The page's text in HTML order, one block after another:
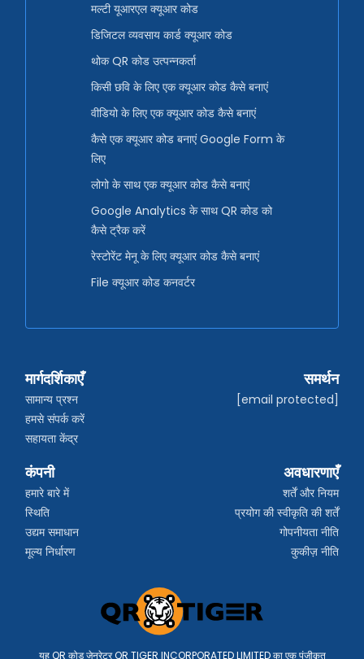
मल्टी यूआरएल क्यूआर कोड
डिजिटल व्यवसाय कार्ड क्यूआर कोड
थोक QR कोड उत्पन्नकर्ता
किसी छवि के लिए एक क्यूआर कोड कैसे बनाएं
वीडियो के लिए एक क्यूआर कोड कैसे बनाएं
कैसे एक क्यूआर कोड बनाएं Google Form के
लिए
लोगो के साथ एक क्यूआर कोड कैसे बनाएं
Google Analytics के साथ QR कोड को
कैसे ट्रैक करें
रेस्टोरेंट मेनू के लिए क्यूआर कोड कैसे बनाएं
File क्यूआर कोड कनवर्टर
मार्गदर्शिकाएँ
सामान्य प्रश्न
हमसे संपर्क करें
सहायता केंद्र
समर्थन
[email protected]
कंपनी
हमारे बारे में
स्थिति
उद्यम समाधान
मूल्य निर्धारण
अवधारणाएँ
शर्तें और नियम
प्रयोग की स्वीकृति की शर्तें
गोपनीयता नीति
कुकीज़ नीति
यह QR कोड जेनरेटर QR TIGER INCORPORATED LIMITED का एक पंजीकृत